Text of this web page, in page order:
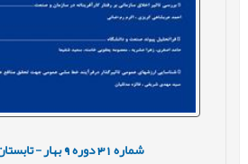
شماره31 دوره9 بهار - تابستان